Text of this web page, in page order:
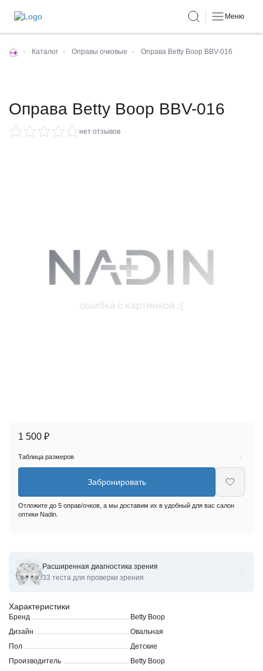
Меню
• Каталог • Оправы очковые • Оправа Betty Boop BBV-016
Оправа Betty Boop BBV-016
нет отзывов
Оправы для очков корригирующих Betty Boop BBV-016
Характеристики
Бренд
Betty Boop
Дизайн
Овальная
Пол
Детские
Производитель
Betty Boop
1 500 ₽
Таблица размеров
Забронировать
Отложите до 5 оправ/очков, а мы доставим их в удобный для вас салон
оптики Nadin.
Расширенная диагностика зрения
33 теста для проверки зрения